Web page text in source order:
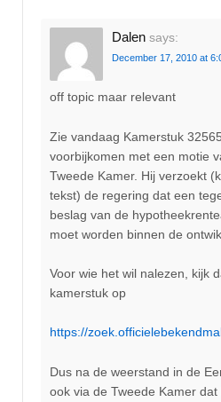
Dalen says:
December 17, 2010 at
off topic maar relevant
Zie vandaag Kamerstuk
voorbijkomen met een motie
Tweede Kamer. Hij verzoekt
tekst) de regering dat een
beslag van de
moet worden binnen de
Voor wie het wil nalezen, kijk
kamerstuk op
https://
Dus na de weerstand in de
ook via de Tweede Kamer